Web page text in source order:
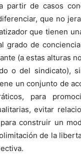
partir de casos
que no
que tienen
grado de
(a estas alturas
o del sindicato),
un conjunto de
para
evitar
construir un
de la